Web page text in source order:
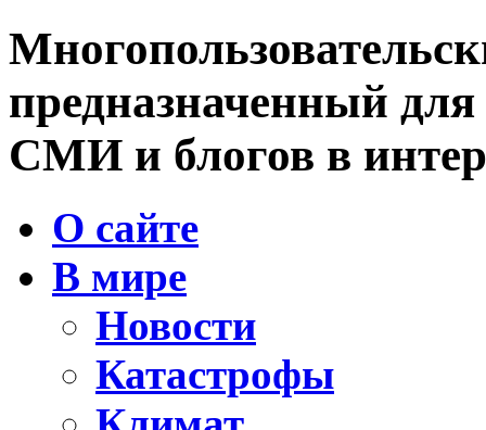
предназначенный
СМИ и блогов в
О сайте
В мире
Новости
Катастрофы